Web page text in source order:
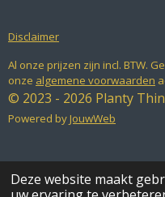
Deze website maakt
Disclaimer
Al onze prijzen zijn incl. BTW.
onze algemene voorwaarden
© 2023 - 2026 Planty
Powered byJouwWeb